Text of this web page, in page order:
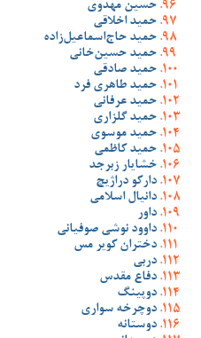
حسین مهدوی
حمید اخلاقی
حمید حاج‌اسماعیل‌زاده
حمید حسین‌خانی
حمید صادقی
حمید طاهری فرد
حمید عرفانی
حمید گلزاری
حمید موسوی
حمید کاظمی
خشایار زبرجد
دارکو دراژیچ
دانیال اسلامی
داور
داوود نوشی صوفیانی
دختران کویر مس
دربی
دفاع مقدس
دوپینگ
دوچرخه سواری
دوستانه